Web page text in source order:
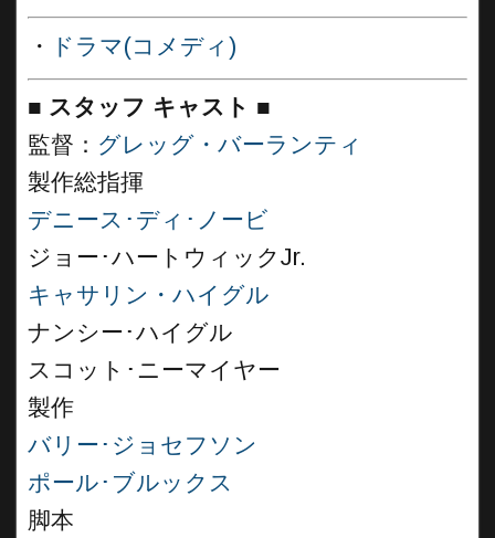
・ ドラマ(コメディ)
■ スタッフ キャスト ■
監督： グレッグ・バーランティ
製作総指揮
デニース･ディ･ノービ
ジョー･ハートウィックJr.
キャサリン・ハイグル
ナンシー･ハイグル
スコット･ニーマイヤー
製作
バリー･ジョセフソン
ポール･ブルックス
脚本